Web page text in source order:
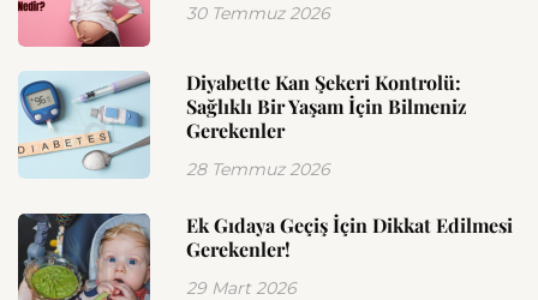
30 Temmuz 2026
Diyabette Kan Şekeri Kontrolü:
Sağlıklı Bir Yaşam İçin Bilmeniz
Gerekenler
28 Temmuz 2026
Ek Gıdaya Geçiş İçin Dikkat Edilmesi
Gerekenler!
29 Mart 2026